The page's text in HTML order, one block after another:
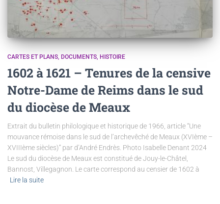
CARTES ET PLANS DOCUMENTS HISTOIRE
1602 à 1621 – Tenures de la censive
Notre-Dame de Reims dans le sud
du diocèse de Meaux
Extrait du bulletin philologique et historique de 1966, article “Une
mouvance rémoise dans le sud de l’archevêché de Meaux (XVIème –
XVIIIème siècles)” par d’André Endrès. Photo Isabelle Denant 2024
Le sud du diocèse de Meaux est constitué de Jouy-le-Châtel,
Bannost, Villegagnon. Le carte correspond au censier de 1602 à
Lire la suite